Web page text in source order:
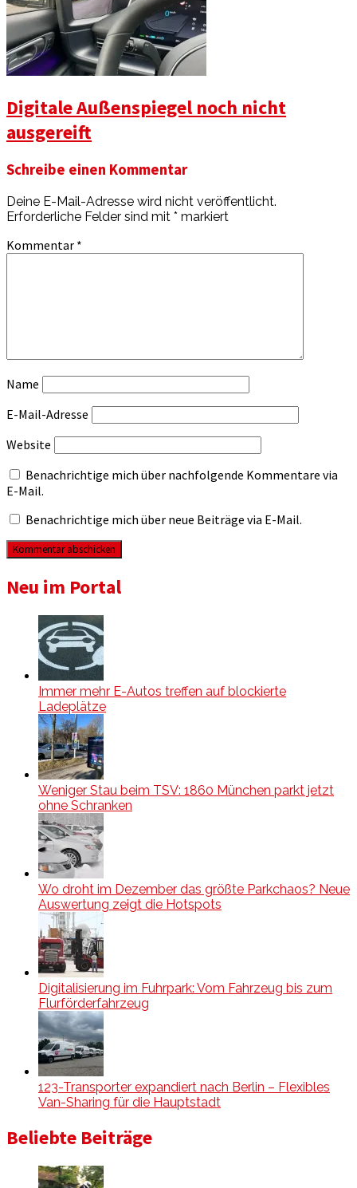
Digitale Außenspiegel noch nicht
ausgereift
Schreibe einen Kommentar
Deine E-Mail-Adresse wird nicht veröffentlicht.
Erforderliche Felder sind mit * markiert
Kommentar *
Name
E-Mail-Adresse
Website
Benachrichtige mich über nachfolgende Kommentare via
E-Mail.
Benachrichtige mich über neue Beiträge via E-Mail.
Neu im Portal
Immer mehr E-Autos treffen auf blockierte
Ladeplätze
Weniger Stau beim TSV: 1860 München parkt jetzt
ohne Schranken
Wo droht im Dezember das größte Parkchaos? Neue
Auswertung zeigt die Hotspots
Digitalisierung im Fuhrpark: Vom Fahrzeug bis zum
Flurförderfahrzeug
123-Transporter expandiert nach Berlin – Flexibles
Van-Sharing für die Hauptstadt
Beliebte Beiträge